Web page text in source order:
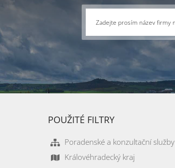
POUŽITÉ FILTRY
Poradenské a konzultační služby
Královéhradecký kraj